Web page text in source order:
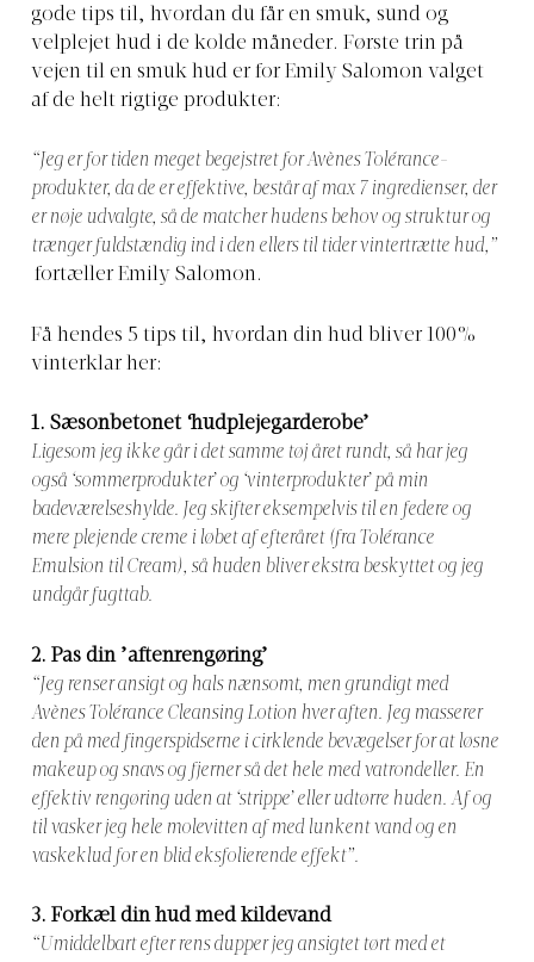
gode tips til, hvordan du får en smuk, sund og
velplejet hud i de kolde måneder. Første trin på
vejen til en smuk hud er for Emily Salomon valget
af de helt rigtige produkter:
“Jeg er for tiden meget begejstret for Avènes Tolérance-
produkter, da de er effektive, består af max 7 ingredienser, der
er nøje udvalgte, så de matcher hudens behov og struktur og
trænger fuldstændig ind i den ellers til tider vintertrætte hud,”
fortæller Emily Salomon.
Få hendes 5 tips til, hvordan din hud bliver 100%
vinterklar her:
1. Sæsonbetonet ‘hudplejegarderobe’
Ligesom jeg ikke går i det samme tøj året rundt, så har jeg
også ‘sommerprodukter’ og ‘vinterprodukter’ på min
badeværelseshylde. Jeg skifter eksempelvis til en federe og
mere plejende creme i løbet af efteråret (fra Tolérance
Emulsion til Cream), så huden bliver ekstra beskyttet og jeg
undgår fugttab.
2. Pas din ’aftenrengøring’
“Jeg renser ansigt og hals nænsomt, men grundigt med
Avènes Tolérance Cleansing Lotion hver aften. Jeg masserer
den på med fingerspidserne i cirklende bevægelser for at løsne
makeup og snavs og fjerner så det hele med vatrondeller. En
effektiv rengøring uden at ‘strippe’ eller udtørre huden. Af og
til vasker jeg hele molevitten af med lunkent vand og en
vaskeklud for en blid eksfolierende effekt”.
3. Forkæl din hud med kildevand
“Umiddelbart efter rens dupper jeg ansigtet tørt med et